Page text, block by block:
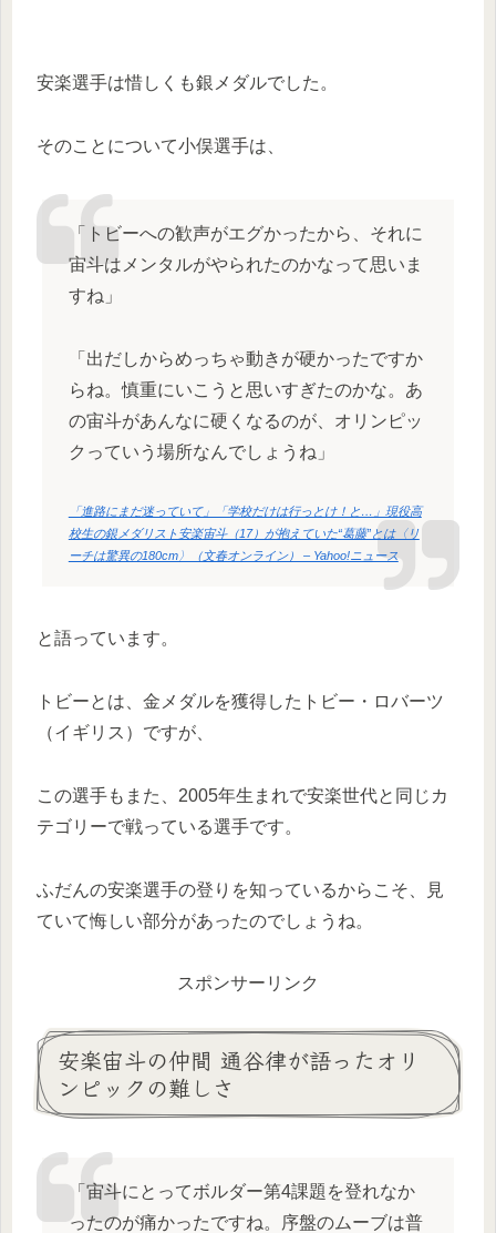
安楽選手は惜しくも銀メダルでした。
そのことについて小俣選手は、
「トビーへの歓声がエグかったから、それに
宙斗はメンタルがやられたのかなって思いま
すね」
「出だしからめっちゃ動きが硬かったですか
らね。慎重にいこうと思いすぎたのかな。あ
の宙斗があんなに硬くなるのが、オリンピッ
クっていう場所なんでしょうね」
「進路にまだ迷っていて」「学校だけは行っとけ！と…」現役高
校生の銀メダリスト安楽宙斗（17）が抱えていた“葛藤”とは〈リ
ーチは驚異の180cm〉（文春オンライン） – Yahoo!ニュース
と語っています。
トビーとは、金メダルを獲得したトビー・ロバーツ
（イギリス）ですが、
この選手もまた、2005年生まれで安楽世代と同じカ
テゴリーで戦っている選手です。
ふだんの安楽選手の登りを知っているからこそ、見
ていて悔しい部分があったのでしょうね。
スポンサーリンク
安楽宙斗の仲間 通谷律が語ったオリ
ンピックの難しさ
「宙斗にとってボルダー第4課題を登れなか
ったのが痛かったですね。序盤のムーブは普